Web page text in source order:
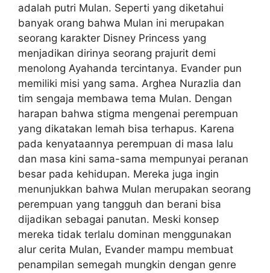
adalah putri Mulan. Seperti yang diketahui
banyak orang bahwa Mulan ini merupakan
seorang karakter Disney Princess yang
menjadikan dirinya seorang prajurit demi
menolong Ayahanda tercintanya. Evander pun
memiliki misi yang sama. Arghea Nurazlia dan
tim sengaja membawa tema Mulan. Dengan
harapan bahwa stigma mengenai perempuan
yang dikatakan lemah bisa terhapus. Karena
pada kenyataannya perempuan di masa lalu
dan masa kini sama-sama mempunyai peranan
besar pada kehidupan. Mereka juga ingin
menunjukkan bahwa Mulan merupakan seorang
perempuan yang tangguh dan berani bisa
dijadikan sebagai panutan. Meski konsep
mereka tidak terlalu dominan menggunakan
alur cerita Mulan, Evander mampu membuat
penampilan semegah mungkin dengan genre